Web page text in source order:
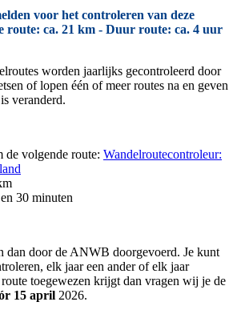
voor het controleren van deze
route: ca. 21 km - Duur route: ca. 4 uur
worden jaarlijks gecontroleerd door
of lopen één of meer routes na en geven
veranderd.
de volgende route: Wandelroutecontroleur:
30 minuten
dan door de ANWB doorgevoerd. Je kunt
elk jaar een ander of elk jaar
toegewezen krijgt dan vragen wij je de
15 april 2026.